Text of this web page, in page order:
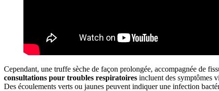
Cependant, une truffe sèche de façon prolongée, accompagnée de
consultations pour troubles respiratoires incluent des symptômes
Des écoulements verts ou jaunes peuvent indiquer une infection